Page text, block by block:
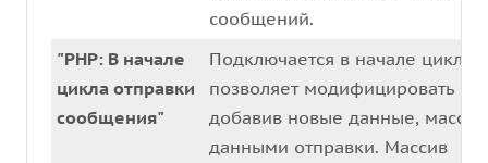
сообщений.
"PHP: В начале
цикла отправки
сообщения"
Подключается в начале цикла
позволяет модифицировать
добавив новые данные, массив
данными отправки. Массив